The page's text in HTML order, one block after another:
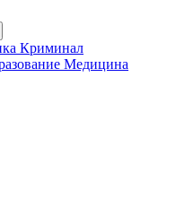
Криминал
Медицина